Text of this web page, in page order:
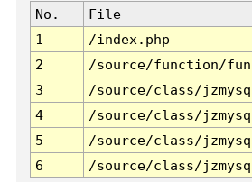
No. File
1
/index.php
2
/source/function/
3
/source/class/
4
/source/class/
5
/source/class/
6
/source/class/